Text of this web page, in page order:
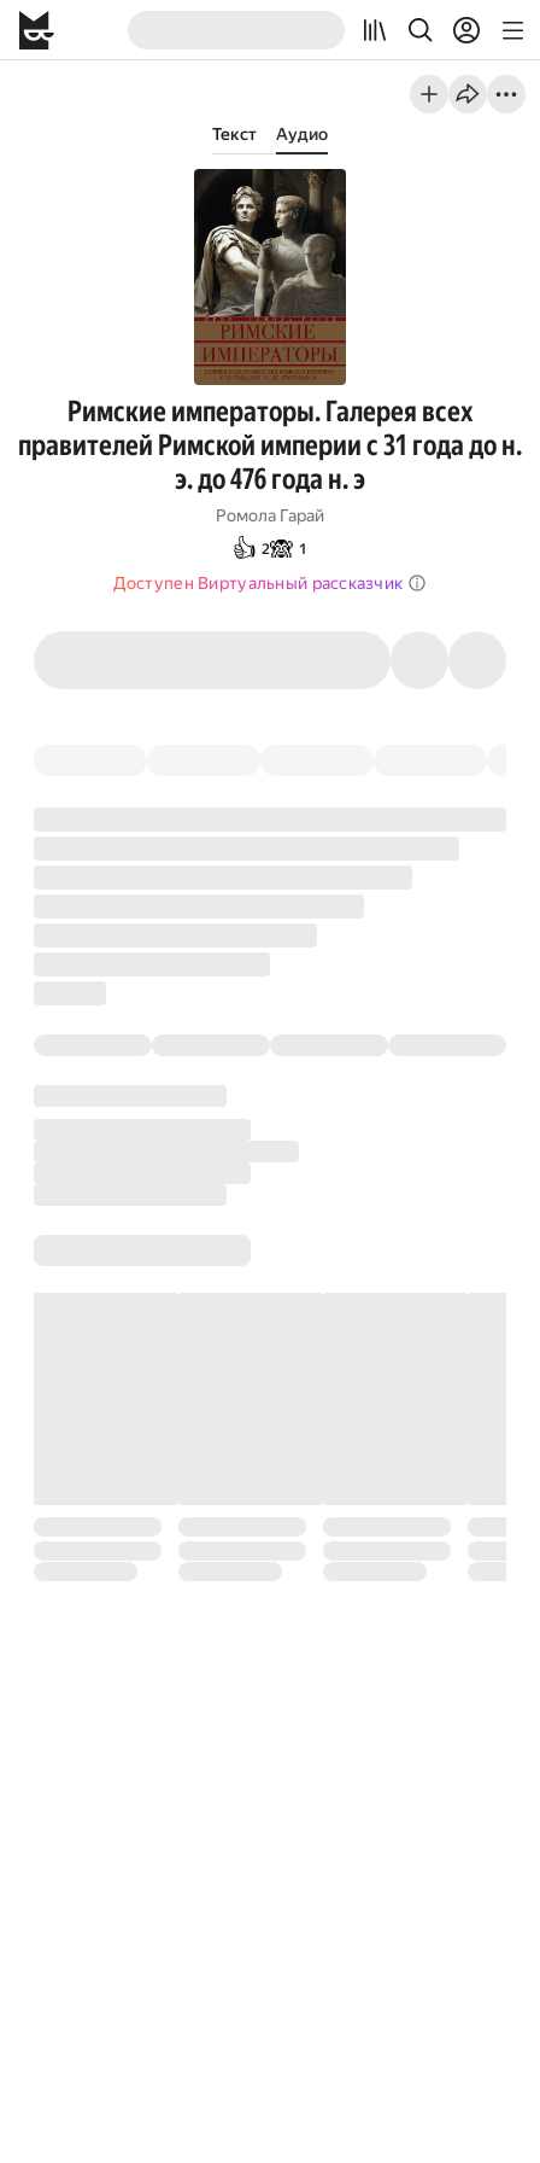
Текст Аудио
Римские императоры. Галерея всех
правителей Римской империи с 31 года до н.
э. до 476 года н. э
Ромола Гарай
👍 2🙈 1
Доступен Виртуальный рассказчик